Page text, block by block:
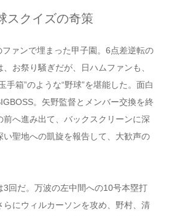
スクイズの奇策
ァンで埋まった甲子園。6点差逆転の
お祭り騒ぎだが、日ハムファンも、
手箱”のような“野球”を堪能した。面白
。矢野監督とメンバー交換を終
前へ進み出て、バックスクリーンに深
い聖地への凱旋を報告して、大歓声の
回だ。万波の左中間への10号本塁打
にウィルカーソンを攻め、野村、清